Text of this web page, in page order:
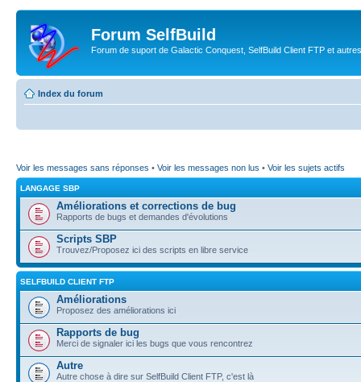
Forum SelfBuild
Forum de suport de Galactic Conquest, SelfBuild Client FTP et
Index du forum
Voir les messages sans réponses • Voir les messages non lus • Voir les sujets actifs
LANGAGE SBP
Améliorations et corrections de bug
Rapports de bugs et demandes d'évolutions
Scripts SBP
Trouvez/Proposez ici des scripts en libre service
SELFBUILD CLIENT FTP
Améliorations
Proposez des améliorations ici
Rapports de bug
Merci de signaler ici les bugs que vous rencontrez
Autre
Autre chose à dire sur SelfBuild Client FTP, c'est là